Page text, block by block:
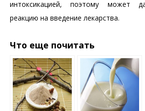
интоксикацией, поэтому может
реакцию на введение лекарства.
Что еще почитать